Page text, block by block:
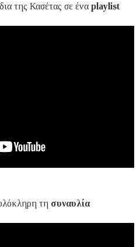
της Κασέτας σε ένα playlist
τη συναυλία